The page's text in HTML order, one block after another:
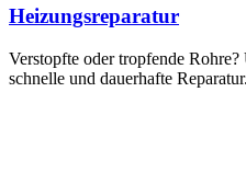
Heizungsreparatur
Verstopfte oder tropfende
schnelle und dauerhafte Reparatur.